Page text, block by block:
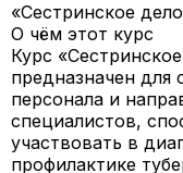
«Сестринское
О чём этот курс
Курс
предназначен для
персонала и
специалистов,
участвовать в
профилактике